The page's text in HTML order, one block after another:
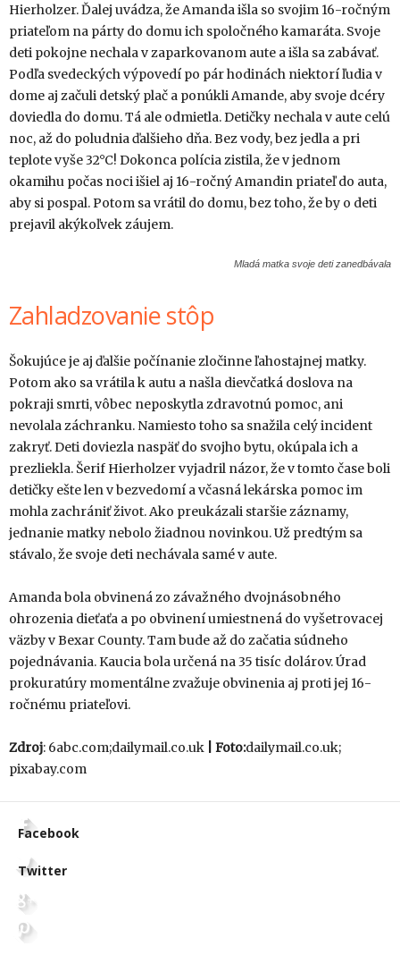
Hierholzer. Ďalej uvádza, že Amanda išla so svojim 16-ročným
priateľom na párty do domu ich spoločného kamaráta. Svoje
deti pokojne nechala v zaparkovanom aute a išla sa zabávať.
Podľa svedeckých výpovedí po pár hodinách niektorí ľudia v
dome aj začuli detský plač a ponúkli Amande, aby svoje dcéry
doviedla do domu. Tá ale odmietla. Detičky nechala v aute celú
noc, až do poludnia ďalšieho dňa. Bez vody, bez jedla a pri
teplote vyše 32°C! Dokonca polícia zistila, že v jednom
okamihu počas noci išiel aj 16-ročný Amandin priateľ do auta,
aby si pospal. Potom sa vrátil do domu, bez toho, že by o deti
prejavil akýkoľvek záujem.
Mladá matka svoje deti zanedbávala
Zahladzovanie stôp
Šokujúce je aj ďalšie počínanie zločinne ľahostajnej matky.
Potom ako sa vrátila k autu a našla dievčatká doslova na
pokraji smrti, vôbec neposkytla zdravotnú pomoc, ani
nevolala záchranku. Namiesto toho sa snažila celý incident
zakryť. Deti doviezla naspäť do svojho bytu, okúpala ich a
prezliekla. Šerif Hierholzer vyjadril názor, že v tomto čase boli
detičky ešte len v bezvedomí a včasná lekárska pomoc im
mohla zachrániť život. Ako preukázali staršie záznamy,
jednanie matky nebolo žiadnou novinkou. Už predtým sa
stávalo, že svoje deti nechávala samé v aute.
Amanda bola obvinená zo závažného dvojnásobného
ohrozenia dieťaťa a po obvinení umiestnená do vyšetrovacej
väzby v Bexar County. Tam bude až do začatia súdneho
pojednávania. Kaucia bola určená na 35 tisíc dolárov. Úrad
prokuratúry momentálne zvažuje obvinenia aj proti jej 16-
ročnému priateľovi.
Zdroj: 6abc.com;dailymail.co.uk | Foto:dailymail.co.uk;
pixabay.com
Facebook
Twitter